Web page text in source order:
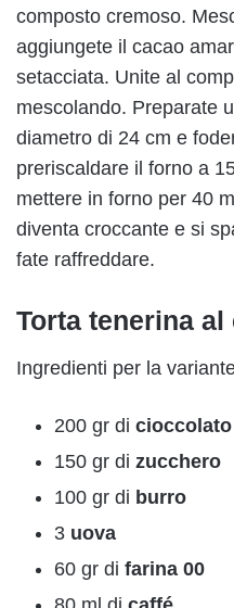
composto cremoso.
aggiungete il cacao
setacciata. Unite al
mescolando. Preparate
diametro di 24 cm e
preriscaldare il forno a
mettere in forno per 40
diventa croccante e si
fate raffreddare.
Torta tenerina al
Ingredienti per la
200 gr di
150 gr di zucchero
100 gr di burro
3 uova
60 gr di farina 00